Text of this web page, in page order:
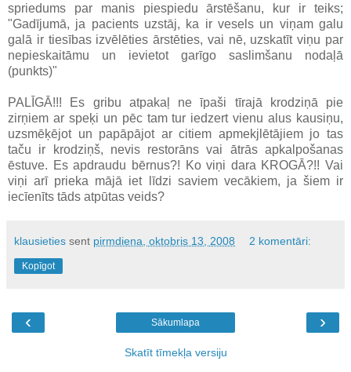
spriedums par manis piespiedu ārstēšanu, kur ir teiks;
"Gadījumā, ja pacients uzstāj, ka ir vesels un viņam galu
galā ir tiesības izvēlēties ārstēties, vai nē, uzskatīt viņu par
nepieskaitāmu un ievietot garīgo saslimšanu nodaļā
(punkts)"
PALĪGĀ!!! Es gribu atpakaļ ne īpaši tīrajā krodziņā pie
zirņiem ar speķi un pēc tam tur iedzert vienu alus kausiņu,
uzsmēķējot un papāpājot ar citiem apmekjlētājiem jo tas
taču ir krodziņš, nevis restorāns vai ātrās apkalpošanas
ēstuve. Es apdraudu bērnus?! Ko viņi dara KROGĀ?!! Vai
viņi arī prieka mājā iet līdzi saviem vecākiem, ja šiem ir
iecīenīts tāds atpūtas veids?
klausieties sent pirmdiena, oktobris 13, 2008 2 komentāri:
Kopīgot
‹ ›
Sākumlapa
Skatīt tīmekļa versiju